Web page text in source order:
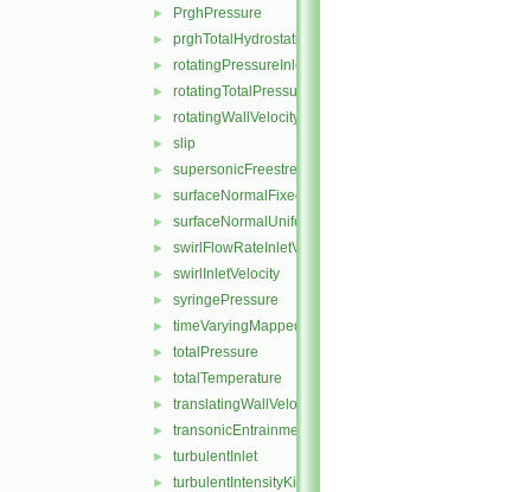
► PrghPressure
► prghTotalHydrostaticPressure
► rotatingPressureInletOutletVelocity
► rotatingTotalPressure
► rotatingWallVelocity
► slip
► supersonicFreestream
► surfaceNormalFixedValue
► surfaceNormalUniformFixedValue
► swirlFlowRateInletVelocity
► swirlInletVelocity
► syringePressure
► timeVaryingMappedFixedValue
► totalPressure
► totalTemperature
► translatingWallVelocity
► transonicEntrainmentPressure
► turbulentInlet
► turbulentIntensityKineticEnergyInlet